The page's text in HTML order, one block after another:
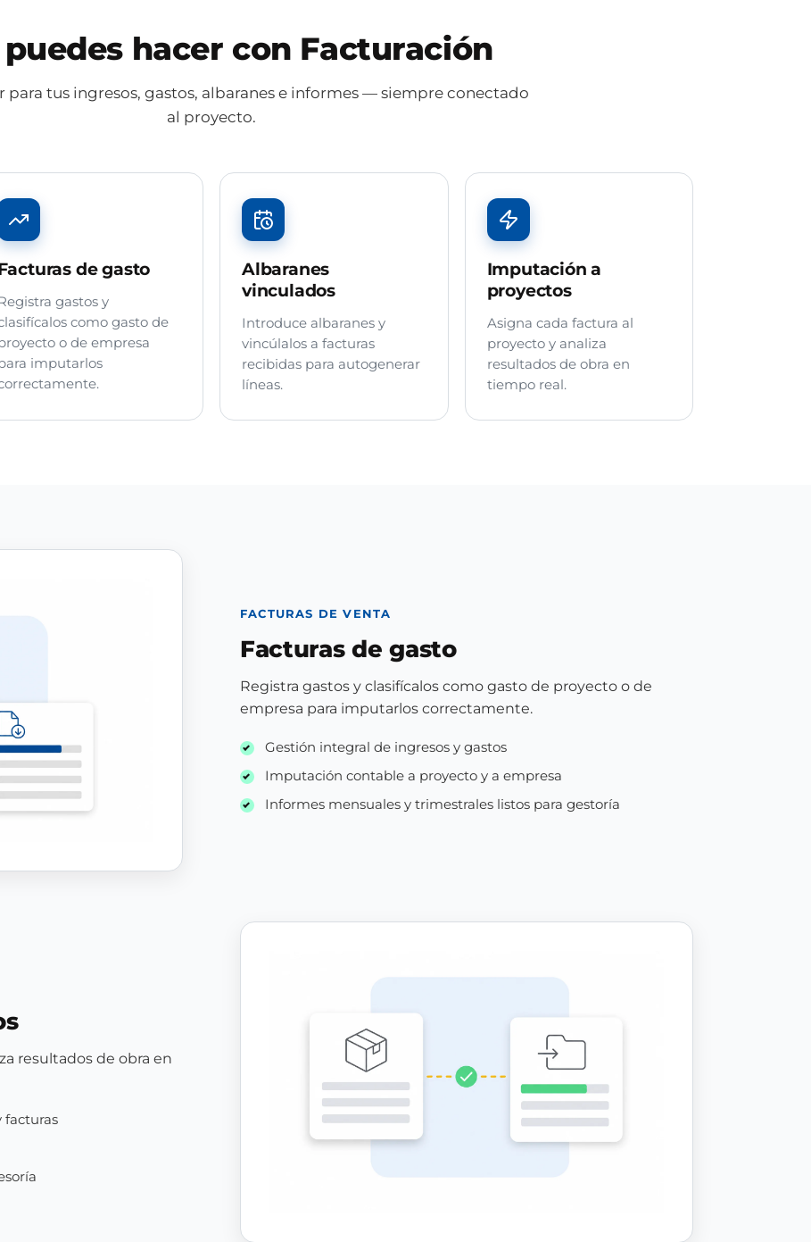
hacer con Facturación
para tus ingresos, gastos, albaranes e informes — siempre conectado
al proyecto.
de gasto
gastos y
como gasto de
o de empresa
imputarlos
Albaranes
vinculados
Introduce albaranes y
vincúlalos a facturas
recibidas para autogenerar
líneas.
Imputación a
proyectos
Asigna cada factura al
proyecto y analiza
resultados de obra en
tiempo real.
FACTURAS DE VENTA
Facturas de gasto
Registra gastos y clasifícalos como gasto de proyecto o de
empresa para imputarlos correctamente.
Gestión integral de ingresos y gastos
Imputación contable a proyecto y a empresa
Informes mensuales y trimestrales listos para gestoría
resultados de obra en
facturas